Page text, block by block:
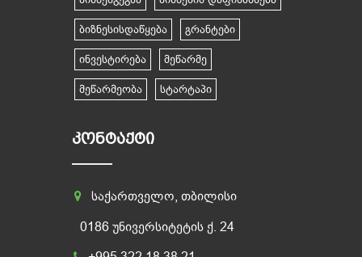
ბიზნესისდაწყება გრანტები
ინვესტირება მეწარმე
მეწარმეობა სტარტაპი
ᲙᲝᲜᲢᲐᲥᲢᲘ
საქართველო, თბილისი
0186 უნივერსიტეტის ქ. 24